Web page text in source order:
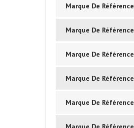
Marque De Référence
Marque De Référence
Marque De Référence
Marque De Référence
Marque De Référence